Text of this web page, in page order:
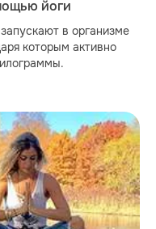
йоги
в организме
которым активно